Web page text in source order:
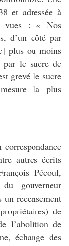
et adressée à
vues : « Nos
d’un côté par
plus ou moins
par le sucre de
grevé le sucre
la plus
autres écrits
Pécoul,
gouverneur
recensement
de
l’abolition de
échange des